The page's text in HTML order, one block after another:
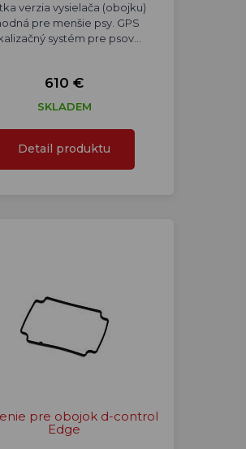
verzia vysielača (obojku)
pre menšie psy. GPS
systém pre psov…
610 €
SKLADEM
Detail produktu
pre obojok d-control
Edge